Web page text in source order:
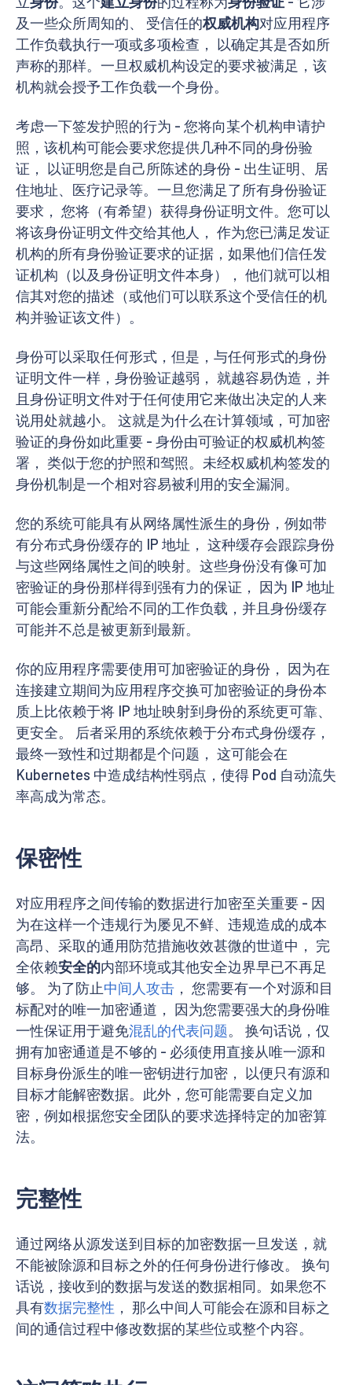
及一些众所周知的、 受信任的权威机构对应用程序
工作负载执行一项或多项检查， 以确定其是否如所
声称的那样。一旦权威机构设定的要求被满足，该
机构就会授予工作负载一个身份。
考虑一下签发护照的行为 - 您将向某个机构申请护
照，该机构可能会要求您提供几种不同的身份验
证， 以证明您是自己所陈述的身份 - 出生证明、居
住地址、医疗记录等。一旦您满足了所有身份验证
要求， 您将（有希望）获得身份证明文件。您可以
将该身份证明文件交给其他人， 作为您已满足发证
机构的所有身份验证要求的证据，如果他们信任发
证机构（以及身份证明文件本身）， 他们就可以相
信其对您的描述（或他们可以联系这个受信任的机
构并验证该文件）。
身份可以采取任何形式，但是，与任何形式的身份
证明文件一样，身份验证越弱， 就越容易伪造，并
且身份证明文件对于任何使用它来做出决定的人来
说用处就越小。 这就是为什么在计算领域，可加密
验证的身份如此重要 - 身份由可验证的权威机构签
署， 类似于您的护照和驾照。未经权威机构签发的
身份机制是一个相对容易被利用的安全漏洞。
您的系统可能具有从网络属性派生的身份，例如带
有分布式身份缓存的 IP 地址， 这种缓存会跟踪身份
与这些网络属性之间的映射。这些身份没有像可加
密验证的身份那样得到强有力的保证， 因为 IP 地址
可能会重新分配给不同的工作负载，并且身份缓存
可能并不总是被更新到最新。
你的应用程序需要使用可加密验证的身份， 因为在
连接建立期间为应用程序交换可加密验证的身份本
质上比依赖于将 IP 地址映射到身份的系统更可靠、
更安全。 后者采用的系统依赖于分布式身份缓存，
最终一致性和过期都是个问题， 这可能会在
Kubernetes 中造成结构性弱点，使得 Pod 自动流失
率高成为常态。
保密性
对应用程序之间传输的数据进行加密至关重要 - 因
为在这样一个违规行为屡见不鲜、违规造成的成本
高昂、采取的通用防范措施收效甚微的世道中， 完
全依赖安全的内部环境或其他安全边界早已不再足
够。 为了防止中间人攻击 ， 您需要有一个对源和目
标配对的唯一加密通道， 因为您需要强大的身份唯
一性保证用于避免混乱的代表问题。 换句话说，仅
拥有加密通道是不够的 - 必须使用直接从唯一源和
目标身份派生的唯一密钥进行加密， 以便只有源和
目标才能解密数据。此外，您可能需要自定义加
密，例如根据您安全团队的要求选择特定的加密算
法。
完整性
通过网络从源发送到目标的加密数据一旦发送，就
不能被除源和目标之外的任何身份进行修改。 换句
话说，接收到的数据与发送的数据相同。如果您不
具有数据完整性 ， 那么中间人可能会在源和目标之
间的通信过程中修改数据的某些位或整个内容。